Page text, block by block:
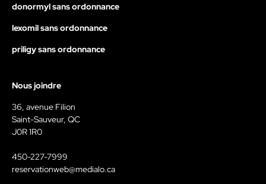
donormyl sans ordonnance
lexomil sans ordonnance
priligy sans ordonnance
Nous joindre
36, avenue Filion
Saint-Sauveur, QC
J0R 1R0
450-227-7999
reservationweb@medialo.ca